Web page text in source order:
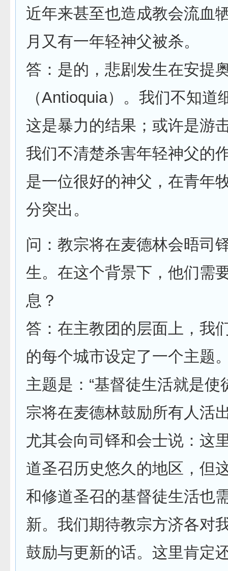
近年来甚至也造成教会流血
月又有一年轻神父被杀。
答：是的，悲剧发生在安提
（Antioquia）。我们不知道
这是暴力的结果；或许是游
我们不清楚杀害年轻神父的
是一位很好的神父，在青年
分突出。
问：教宗将在麦德林会晤司
生。在这个背景下，他们需
息？
答：在主教团的层面上，我
的每个城市设定了一个主题
主题是：“基督徒生活就是使
宗将在麦德林鼓励所有人活
尤其会向司铎和会士说：这
道圣召历史悠久的地区，但
和修道圣召的基督徒生活也
新。我们期待教宗方济各对
鼓励与更新的话。这里肯定